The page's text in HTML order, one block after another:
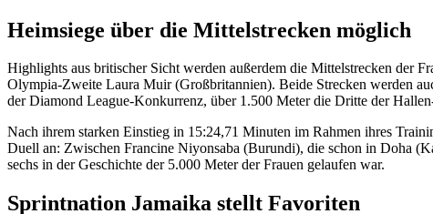
Heimsiege über die Mittelstrecken möglich
Highlights aus britischer Sicht werden außerdem die Mittelstrecken der
Olympia-Zweite Laura Muir (Großbritannien). Beide Strecken werden
der Diamond League-Konkurrenz, über 1.500 Meter die Dritte der
Nach ihrem starken Einstieg in 15:24,71 Minuten im Rahmen ihres
Duell an: Zwischen Francine Niyonsaba (Burundi), die schon in Doha
sechs in der Geschichte der 5.000 Meter der Frauen gelaufen war.
Sprintnation Jamaika stellt Favoriten